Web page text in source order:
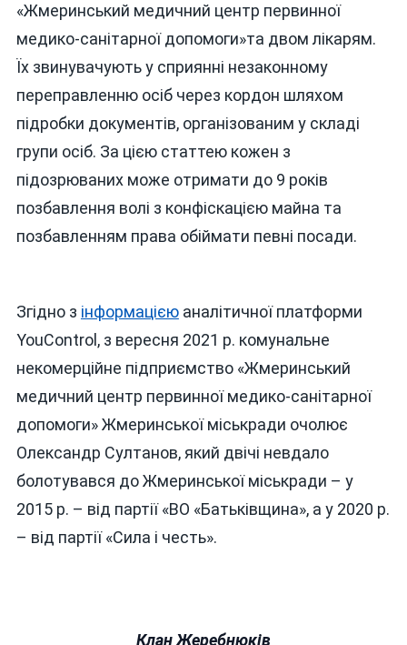
«Жмеринський медичний центр первинної
медико-санітарної допомоги»та двом лікарям.
Їх звинувачують у сприянні незаконному
переправленню осіб через кордон шляхом
підробки документів, організованим у складі
групи осіб. За цією статтею кожен з
підозрюваних може отримати до 9 років
позбавлення волі з конфіскацією майна та
позбавленням права обіймати певні посади.
Згідно з інформацієюаналітичної платформи
YouControl, з вересня 2021 р. комунальне
некомерційне підприємство «Жмеринський
медичний центр первинної медико-санітарної
допомоги» Жмеринської міськради очолює
Олександр Султанов, який двічі невдало
болотувався до Жмеринської міськради – у
2015 р. – від партії «ВО «Батьківщина», а у 2020 р.
– від партії «Сила і честь».
Клан Жеребнюків